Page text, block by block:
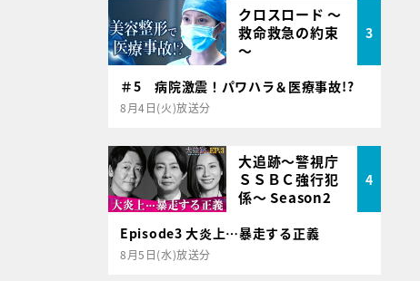
クロスロード ～
救命救急の約束
～
3
＃5 病院激震！パワハラ＆医療事故!?
8月4日(火)放送分
大追跡～警視庁
ＳＳＢＣ強行犯
係～ Season2
4
Episode3 大炎上…暴走する正義
8月5日(水)放送分